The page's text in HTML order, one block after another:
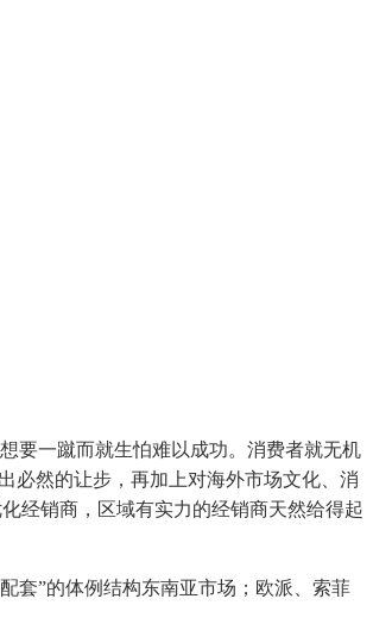
要一蹴而就生怕难以成功。消费者就无机
必然的让步，再加上对海外市场文化、消
经销商，区域有实力的经销商天然给得起
套”的体例结构东南亚市场；欧派、索菲